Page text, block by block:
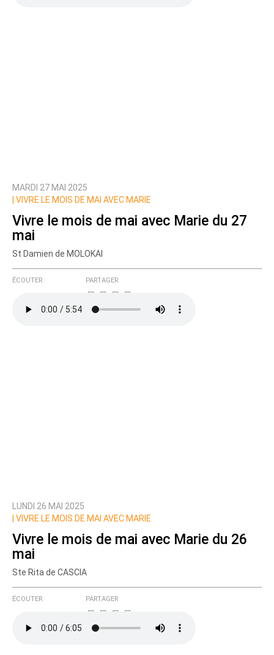
MARDI 27 MAI 2025
VIVRE LE MOIS DE MAI AVEC MARIE
Vivre le mois de mai avec Marie du 27
mai
St Damien de MOLOKAI
ÉCOUTER PARTAGER
LUNDI 26 MAI 2025
VIVRE LE MOIS DE MAI AVEC MARIE
Vivre le mois de mai avec Marie du 26
mai
Ste Rita de CASCIA
ÉCOUTER PARTAGER